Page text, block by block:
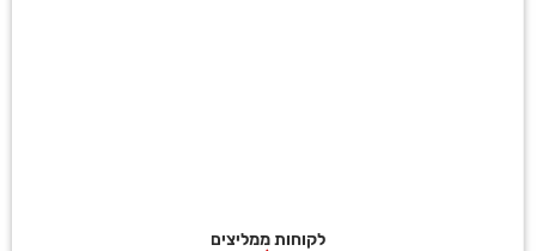
לקוחות ממליצים